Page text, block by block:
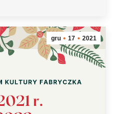
gru 17 2021